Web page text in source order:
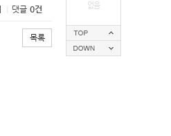
없음
댓글 0건
목록